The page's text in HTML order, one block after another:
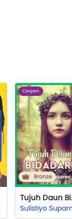
Cerpen
Bronze
Sulistiyo